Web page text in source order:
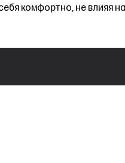
комфортно, не влияя